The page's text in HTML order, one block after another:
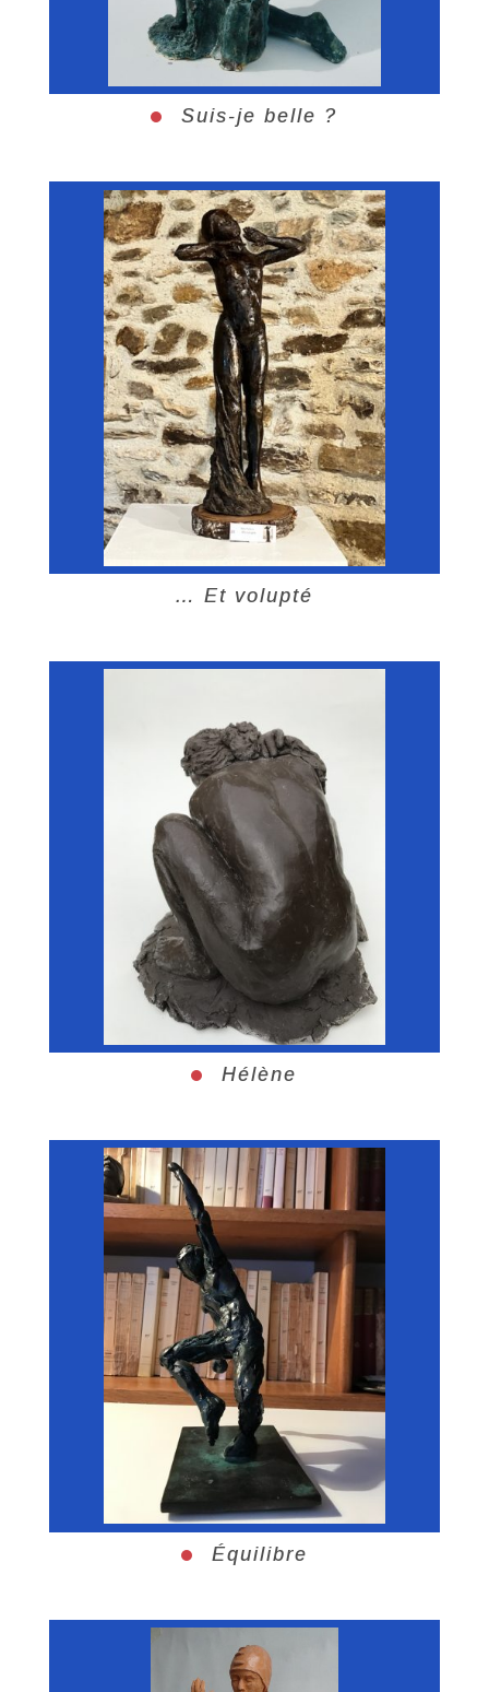
Suis-je belle ?
… Et volupté
Hélène
Équilibre